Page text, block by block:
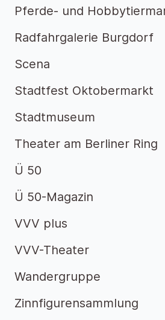
Pferde- und
Radfahrgalerie Burgdorf
Scena
Stadtfest Oktobermarkt
Stadtmuseum
Theater am Berliner Ring
Ü 50
Ü 50-Magazin
VVV plus
VVV-Theater
Wandergruppe
Zinnfigurensammlung